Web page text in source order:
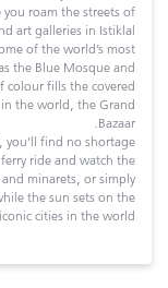
roam the streets of
art galleries in Istiklal
of the world’s most
the Blue Mosque and
colour fills the covered
the world, the Grand
Bazaar.
find no shortage
ride and watch the
minarets, or simply
the sun sets on the
cities in the world.